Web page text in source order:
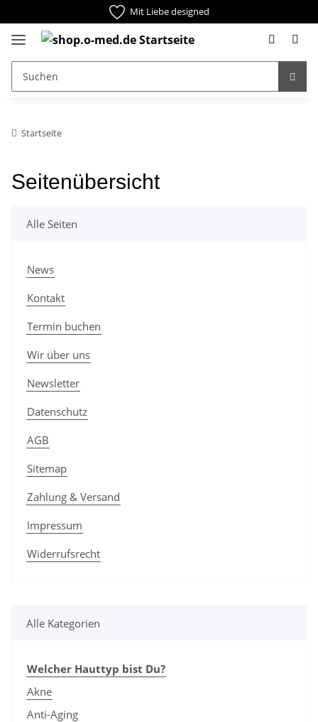
Mit Liebe designed
Startseite
Seitenübersicht
Alle Seiten
News
Kontakt
Termin buchen
Wir über uns
Newsletter
Datenschutz
AGB
Sitemap
Zahlung & Versand
Impressum
Widerrufsrecht
Alle Kategorien
Welcher Hauttyp bist Du?
Akne
Anti-Aging